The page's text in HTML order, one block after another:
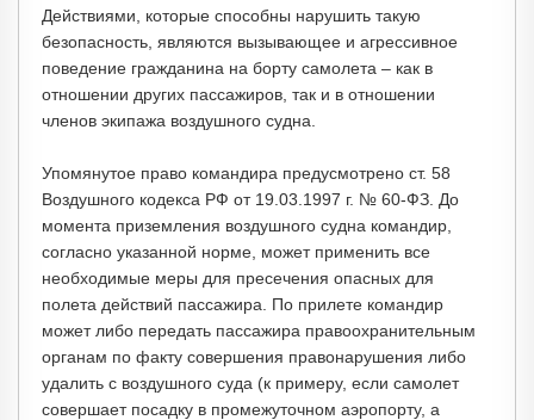
Действиями, которые способны нарушить такую
безопасность, являются вызывающее и агрессивное
поведение гражданина на борту самолета – как в
отношении других пассажиров, так и в отношении
членов экипажа воздушного судна.
Упомянутое право командира предусмотрено ст. 58
Воздушного кодекса РФ от 19.03.1997 г. № 60-ФЗ. До
момента приземления воздушного судна командир,
согласно указанной норме, может применить все
необходимые меры для пресечения опасных для
полета действий пассажира. По прилете командир
может либо передать пассажира правоохранительным
органам по факту совершения правонарушения либо
удалить с воздушного суда (к примеру, если самолет
совершает посадку в промежуточном аэропорту, а